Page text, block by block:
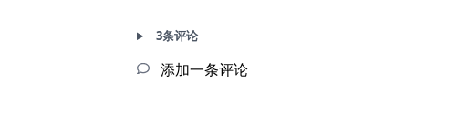
3条评论
添加一条评论